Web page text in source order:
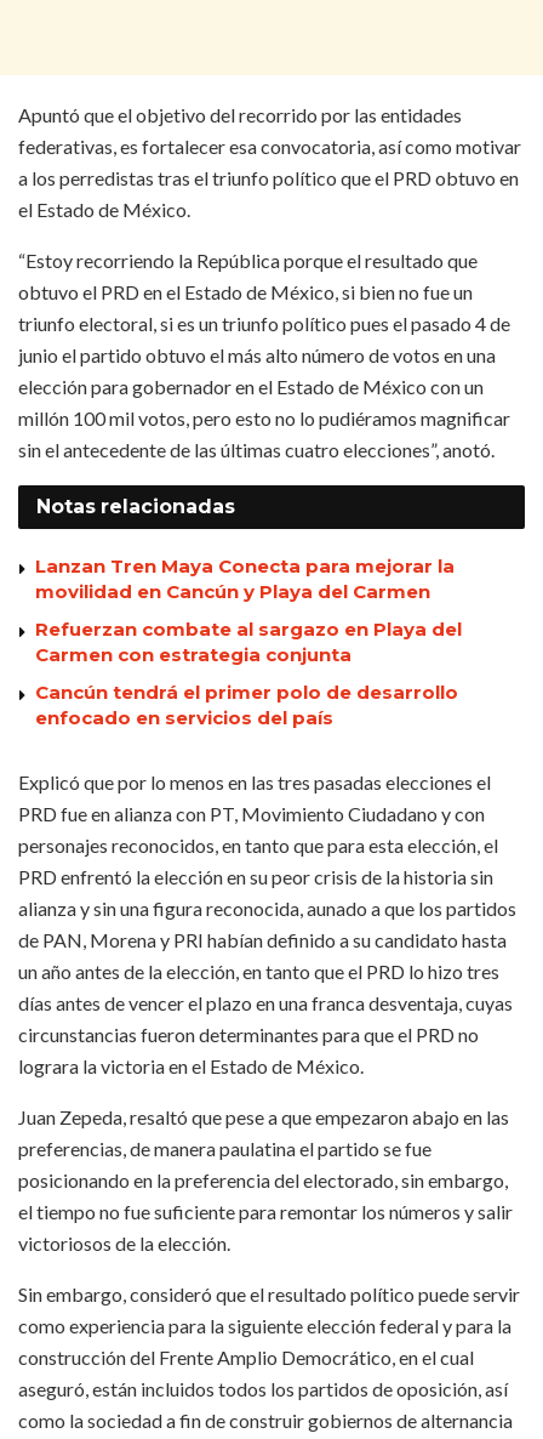
Apuntó que el objetivo del recorrido por las entidades
federativas, es fortalecer esa convocatoria, así como motivar
a los perredistas tras el triunfo político que el PRD obtuvo en
el Estado de México.
“Estoy recorriendo la República porque el resultado que
obtuvo el PRD en el Estado de México, si bien no fue un
triunfo electoral, si es un triunfo político pues el pasado 4 de
junio el partido obtuvo el más alto número de votos en una
elección para gobernador en el Estado de México con un
millón 100 mil votos, pero esto no lo pudiéramos magnificar
sin el antecedente de las últimas cuatro elecciones”, anotó.
Notas relacionadas
Lanzan Tren Maya Conecta para mejorar la
movilidad en Cancún y Playa del Carmen
Refuerzan combate al sargazo en Playa del
Carmen con estrategia conjunta
Cancún tendrá el primer polo de desarrollo
enfocado en servicios del país
Explicó que por lo menos en las tres pasadas elecciones el
PRD fue en alianza con PT, Movimiento Ciudadano y con
personajes reconocidos, en tanto que para esta elección, el
PRD enfrentó la elección en su peor crisis de la historia sin
alianza y sin una figura reconocida, aunado a que los partidos
de PAN, Morena y PRI habían definido a su candidato hasta
un año antes de la elección, en tanto que el PRD lo hizo tres
días antes de vencer el plazo en una franca desventaja, cuyas
circunstancias fueron determinantes para que el PRD no
lograra la victoria en el Estado de México.
Juan Zepeda, resaltó que pese a que empezaron abajo en las
preferencias, de manera paulatina el partido se fue
posicionando en la preferencia del electorado, sin embargo,
el tiempo no fue suficiente para remontar los números y salir
victoriosos de la elección.
Sin embargo, consideró que el resultado político puede servir
como experiencia para la siguiente elección federal y para la
construcción del Frente Amplio Democrático, en el cual
aseguró, están incluidos todos los partidos de oposición, así
como la sociedad a fin de construir gobiernos de alternancia